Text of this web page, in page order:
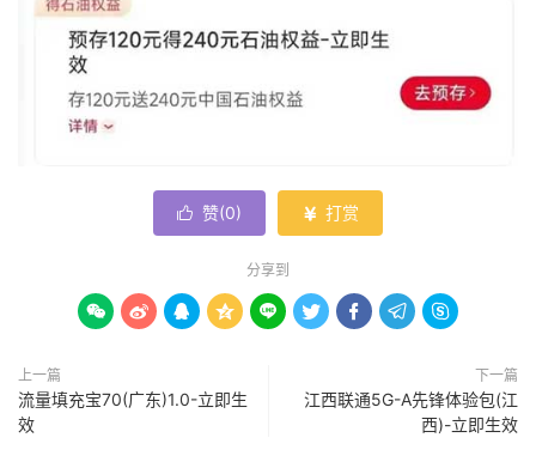
 赞(0)  打赏
分享到
        
上一篇
流量填充宝70(广东)1.0-立即生
效
下一篇
江西联通5G-A先锋体验包(江
西)-立即生效